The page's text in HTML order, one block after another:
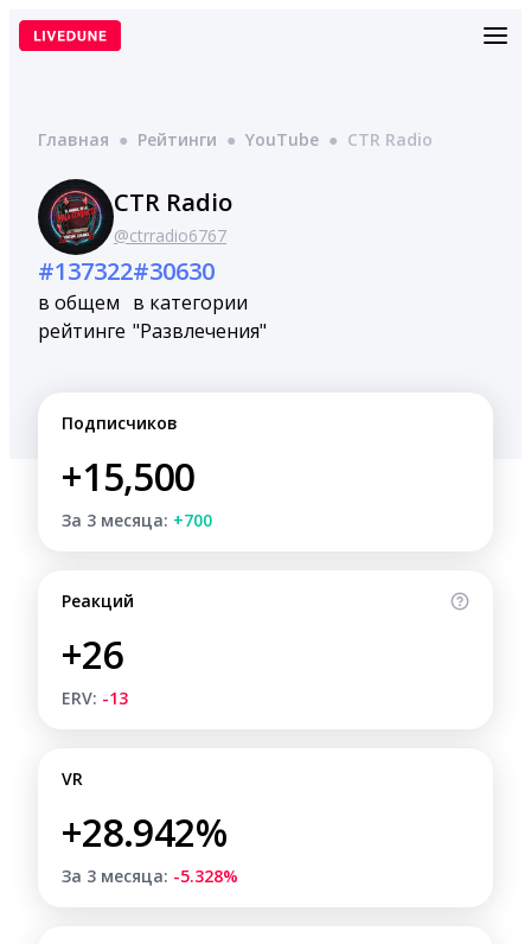
Перейти
Главная ● Рейтинги ● YouTube ● CTR Radio
CTR Radio
@ctrradio6767
#137322
в общем
рейтинге
#30630
в категории
"Развлечения"
Подписчиков
+15,500
За 3 месяца: +700
Реакций
+26
ERV: -13
VR
+28.942%
За 3 месяца: -5.328%